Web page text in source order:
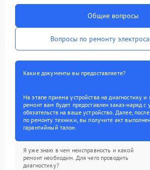
Общие вопросы
Вопросы по ремонту
Какие документы вы предоставляете?
На этапе приема устройства на диагностику
ремонт вам будет предоставлен заказ-наряд с
обязательств на ваше устройство. Далее,
по ремонту техники, вы получите акт
гарантийный талон.
Я уже знаю в чем неисправность и какой
ремонт необходим. Для чего проводить
диагностику?